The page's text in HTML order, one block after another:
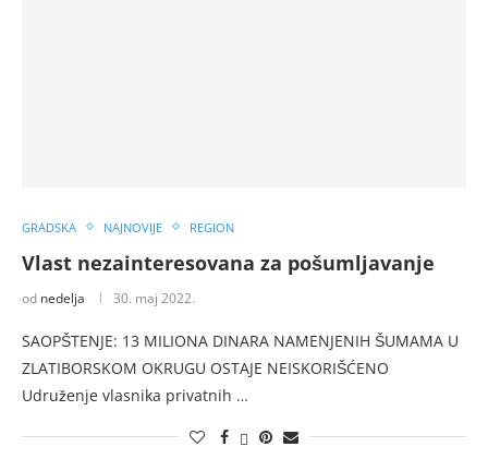
GRADSKA NAJNOVIJE REGION
Vlast nezainteresovana za pošumljavanje
od nedelja 30. maj 2022.
SAOPŠTENJE: 13 MILIONA DINARA NAMENJENIH ŠUMAMA U
ZLATIBORSKOM OKRUGU OSTAJE NEISKORIŠĆENO
Udruženje vlasnika privatnih …